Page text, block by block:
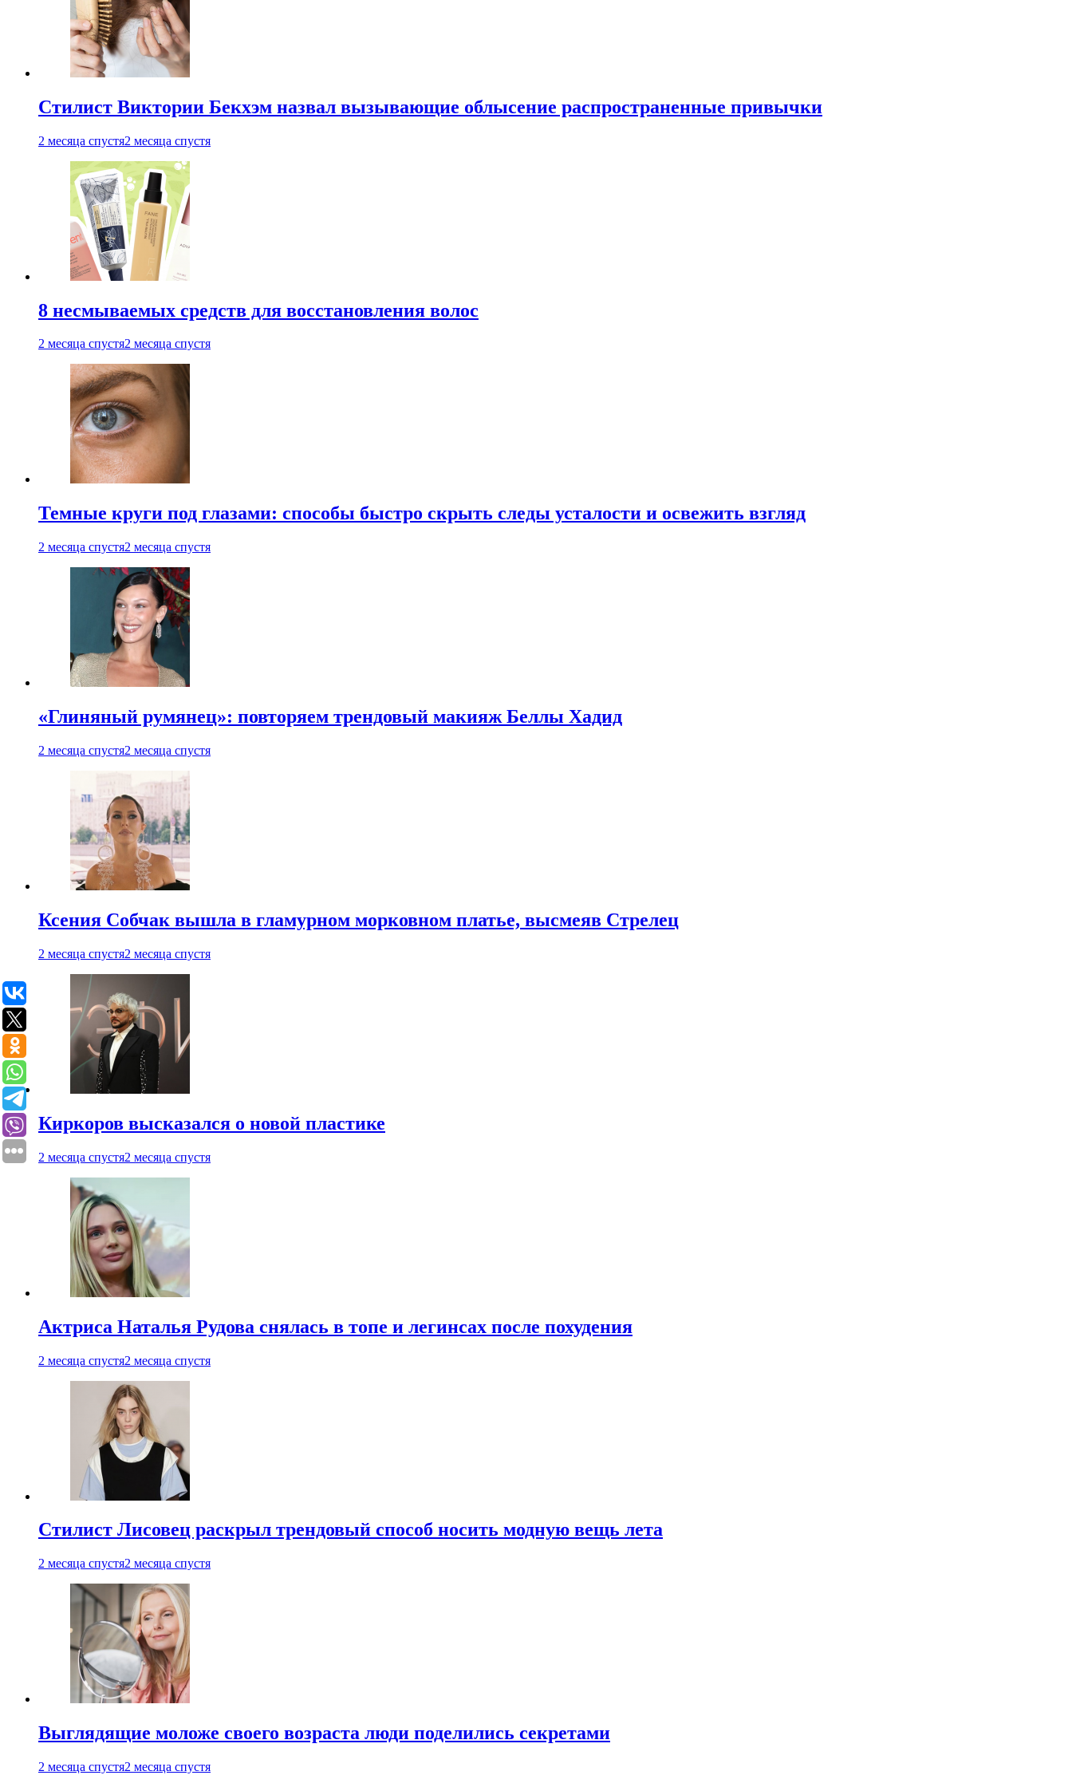
Стилист Виктории Бекхэм назвал вызывающие облысение распространенные привычки
2 месяца спустя2 месяца спустя
8 несмываемых средств для восстановления волос
2 месяца спустя2 месяца спустя
Темные круги под глазами: способы быстро скрыть следы усталости и освежить взгляд
2 месяца спустя2 месяца спустя
«Глиняный румянец»: повторяем трендовый макияж Беллы Хадид
2 месяца спустя2 месяца спустя
Ксения Собчак вышла в гламурном морковном платье, высмеяв Стрелец
2 месяца спустя2 месяца спустя
Киркоров высказался о новой пластике
2 месяца спустя2 месяца спустя
Актриса Наталья Рудова снялась в топе и легинсах после похудения
2 месяца спустя2 месяца спустя
Стилист Лисовец раскрыл трендовый способ носить модную вещь лета
2 месяца спустя2 месяца спустя
Выглядящие моложе своего возраста люди поделились секретами
2 месяца спустя2 месяца спустя